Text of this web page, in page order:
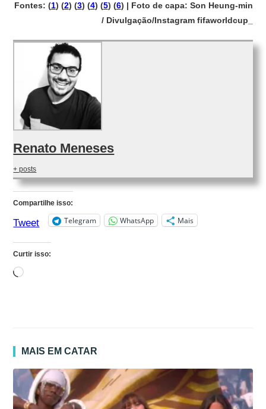
Fontes: (1) (2) (3) (4) (5) (6) | Foto de capa: Son Heung-min
/ Divulgação/Instagram fifaworldcup_
Renato Meneses
+ posts
Compartilhe isso:
Tweet Telegram WhatsApp Mais
Curtir isso:
Carregando...
MAIS EM CATAR